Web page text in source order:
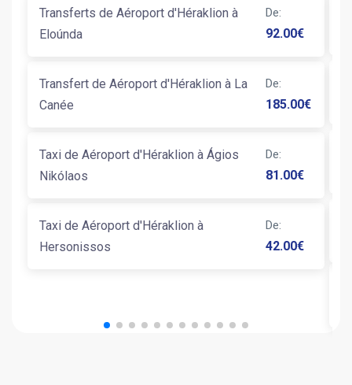
Transferts de Aéroport d'Héraklion à
Eloúnda
De:
92.00€
Transfert de Aéroport d'Héraklion à La
Canée
De:
185.00€
Taxi de Aéroport d'Héraklion à Ágios
Nikólaos
De:
81.00€
Taxi de Aéroport d'Héraklion à
Hersonissos
De:
42.00€